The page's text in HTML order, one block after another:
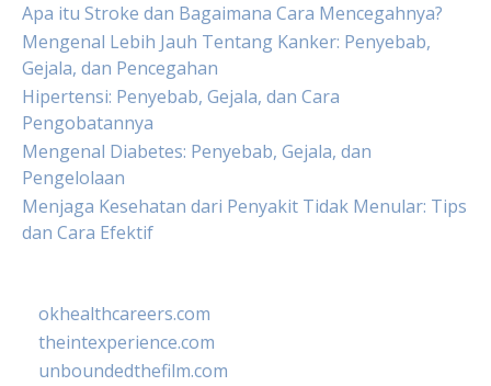
Apa itu Stroke dan Bagaimana Cara Mencegahnya?
Mengenal Lebih Jauh Tentang Kanker: Penyebab,
Gejala, dan Pencegahan
Hipertensi: Penyebab, Gejala, dan Cara
Pengobatannya
Mengenal Diabetes: Penyebab, Gejala, dan
Pengelolaan
Menjaga Kesehatan dari Penyakit Tidak Menular: Tips
dan Cara Efektif
okhealthcareers.com
theintexperience.com
unboundedthefilm.com